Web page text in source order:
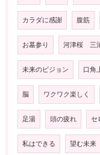
カラダに感謝 腹筋
お墓参り 河津桜 三
未来のビジョン 口角
脳 ワクワク楽しく
足湯 頭の疲れ セ
私はできる 望む未来